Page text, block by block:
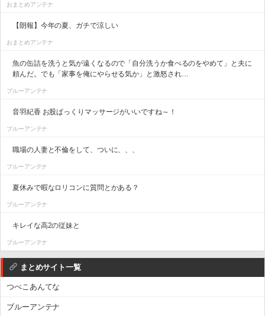
おまとめアンテナ
【朗報】今年の夏、ガチで涼しい
おまとめアンテナ
魚の缶詰を洗うと気が遠くなるので「自分洗うか食べるのをやめて」と夫に
頼んだ。でも「家事を俺にやらせる気か」と激怒され…
ブルーアンテナ
音羽紀香 お股ぱっくりマッサージがいいですね～！
ブルーアンテナ
職場の人妻と不倫をして、ついに、、、
ブルーアンテナ
夏休みで暇なロリコンに質問とかある？
ブルーアンテナ
キレイな高2の従妹と
ブルーアンテナ
まとめサイト一覧
つべこあんてな
ブルーアンテナ